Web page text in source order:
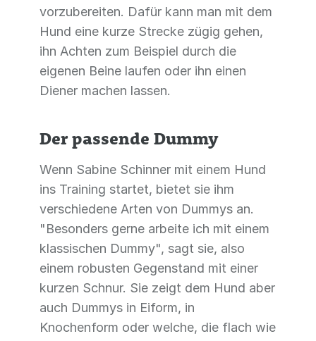
vorzubereiten. Dafür kann man mit dem
Hund eine kurze Strecke zügig gehen,
ihn Achten zum Beispiel durch die
eigenen Beine laufen oder ihn einen
Diener machen lassen.
Der passende Dummy
Wenn Sabine Schinner mit einem Hund
ins Training startet, bietet sie ihm
verschiedene Arten von Dummys an.
"Besonders gerne arbeite ich mit einem
klassischen Dummy", sagt sie, also
einem robusten Gegenstand mit einer
kurzen Schnur. Sie zeigt dem Hund aber
auch Dummys in Eiform, in
Knochenform oder welche, die flach wie